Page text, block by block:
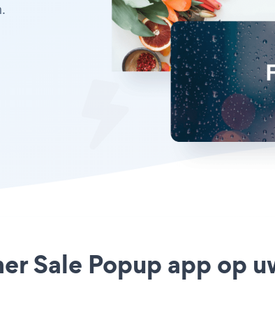
Sale Popup app op